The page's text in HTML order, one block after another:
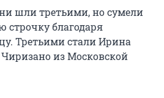
шли третьими, но сумели
строчку благодаря
Третьими стали Ирина
из Московской